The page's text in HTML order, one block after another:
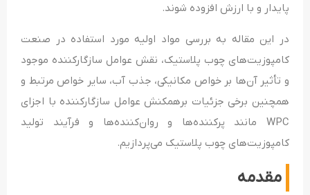
پایدار و با ارزش افزوده شوند.
در این مقاله به بررسی مواد اولیه مورد استفاده در صنعت
کامپوزیت‌های چوب پلاستیک، نقش عوامل سازگار‌کننده موجود
و تأثیر آن‌ها بر خواص مکانیکی، جذب آب، سایر خواص مرتبط و
همچنین برخی جزئیات برهمکنش عوامل سازگار‌کننده با اجزای
WPC مانند پرکننده‌ها و روان‌کننده‌ها و فرآیند تولید
کامپوزیت‌های چوب پلاستیک می‌پردازیم.
مقدمه